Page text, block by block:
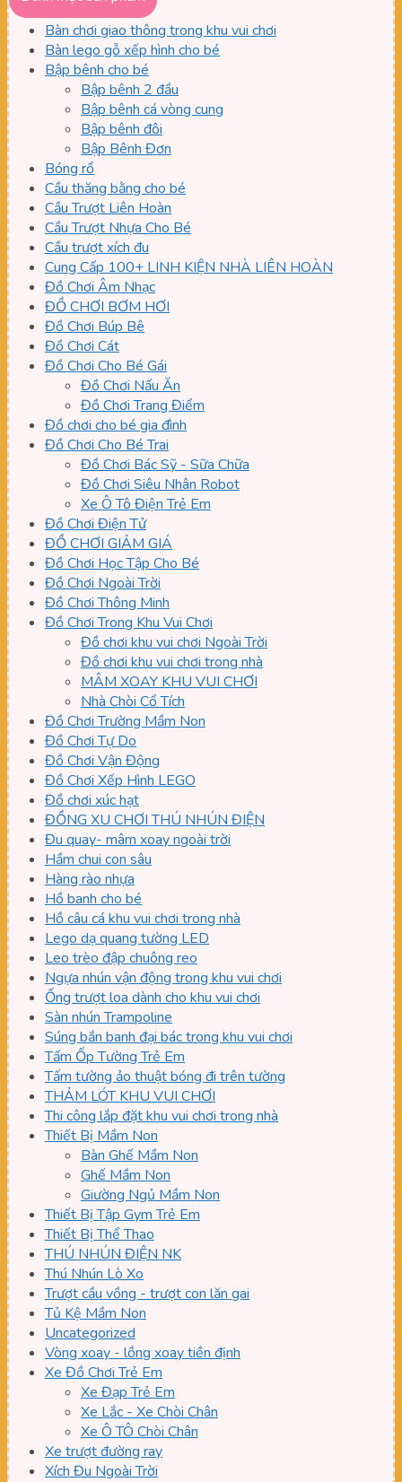
thiểu
Bàn chơi giao thông trong khu vui chơi
Bàn lego gỗ xếp hình cho bé
Bập bênh cho bé
Bập bênh 2 đầu
Bập bênh cá vòng cung
Bập bênh đôi
Bập Bênh Đơn
Bóng rổ
Cầu thăng bằng cho bé
Cầu Trượt Liên Hoàn
Cầu Trượt Nhựa Cho Bé
Cầu trượt xích đu
Cung Cấp 100+ LINH KIỆN NHÀ LIÊN HOÀN
Đồ Chơi Âm Nhạc
ĐỒ CHƠI BƠM HƠI
Đồ Chơi Búp Bê
Đồ Chơi Cát
Đồ Chơi Cho Bé Gái
Đồ Chơi Nấu Ăn
Đồ Chơi Trang Điểm
Đồ chơi cho bé gia đình
Đồ Chơi Cho Bé Trai
Đồ Chơi Bác Sỹ - Sữa Chữa
Đồ Chơi Siêu Nhân Robot
Xe Ô Tô Điện Trẻ Em
Đồ Chơi Điện Tử
ĐỒ CHƠI GIẢM GIÁ
Đồ Chơi Học Tập Cho Bé
Đồ Chơi Ngoài Trời
Đồ Chơi Thông Minh
Đồ Chơi Trong Khu Vui Chơi
Đồ chơi khu vui chơi Ngoài Trời
Đồ chơi khu vui chơi trong nhà
MÂM XOAY KHU VUI CHƠI
Nhà Chòi Cổ Tích
Đồ Chơi Trường Mầm Non
Đồ Chơi Tự Do
Đồ Chơi Vận Động
Đồ Chơi Xếp Hình LEGO
Đồ chơi xúc hạt
ĐỒNG XU CHƠI THÚ NHÚN ĐIỆN
Đu quay- mâm xoay ngoài trời
Hầm chui con sâu
Hàng rào nhựa
Hồ banh cho bé
Hồ câu cá khu vui chơi trong nhà
Lego dạ quang tường LED
Leo trèo đập chuông reo
Ngựa nhún vận động trong khu vui chơi
Ống trượt loa dành cho khu vui chơi
Sàn nhún Trampoline
Súng bắn banh đại bác trong khu vui chơi
Tấm Ốp Tường Trẻ Em
Tấm tường ảo thuật bóng đi trên tường
THẢM LÓT KHU VUI CHƠI
Thi công lắp đặt khu vui chơi trong nhà
Thiết Bị Mầm Non
Bàn Ghế Mầm Non
Ghế Mầm Non
Giường Ngủ Mầm Non
Thiết Bị Tập Gym Trẻ Em
Thiết Bị Thể Thao
THÚ NHÚN ĐIỆN NK
Thú Nhún Lò Xo
Trượt cầu vồng - trượt con lăn gai
Tủ Kệ Mầm Non
Uncategorized
Vòng xoay - lồng xoay tiền định
Xe Đồ Chơi Trẻ Em
Xe Đạp Trẻ Em
Xe Lắc - Xe Chòi Chân
Xe Ô TÔ Chòi Chân
Xe trượt đường ray
Xích Đu Ngoài Trời